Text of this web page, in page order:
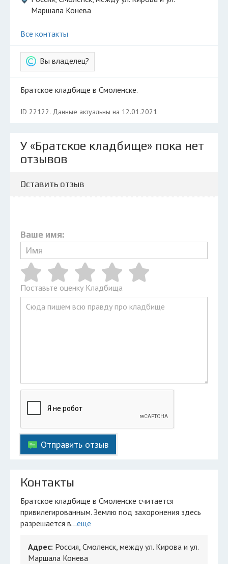
Маршала Конева
Все контакты
Вы владелец?
Братское кладбище в Смоленске.
ID 22122. Данные актуальны на 12.01.2021
У «Братское кладбище» пока нет
отзывов
Оставить отзыв
Ваше имя:
Поставьте оценку Кладбища
Отправить отзыв
Контакты
Братское кладбище в Смоленске считается
привилегированным. Землю под захоронения здесь
разрешается в...еще
Адрес: Россия, Смоленск, между ул. Кирова и ул.
Маршала Конева